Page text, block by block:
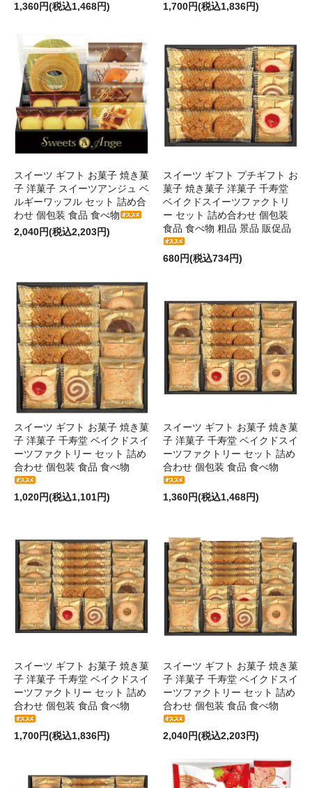
1,360円(税込1,468円) 1,700円(税込1,836円)
スイーツ ギフト お菓子 焼き菓
子 洋菓子 スイーツアンジュ ベ
ルギーワッフル セット 詰め合
わせ 個包装 食品 食べ物
2,040円(税込2,203円)
スイーツ ギフト プチギフト お
菓子 焼き菓子 洋菓子 千寿堂
ベイクドスイーツファクトリ
ー セット 詰め合わせ 個包装
食品 食べ物 粗品 景品 販促品
680円(税込734円)
スイーツ ギフト お菓子 焼き菓
子 洋菓子 千寿堂 ベイクドスイ
ーツファクトリー セット 詰め
合わせ 個包装 食品 食べ物
1,020円(税込1,101円)
スイーツ ギフト お菓子 焼き菓
子 洋菓子 千寿堂 ベイクドスイ
ーツファクトリー セット 詰め
合わせ 個包装 食品 食べ物
1,360円(税込1,468円)
スイーツ ギフト お菓子 焼き菓
子 洋菓子 千寿堂 ベイクドスイ
ーツファクトリー セット 詰め
合わせ 個包装 食品 食べ物
1,700円(税込1,836円)
スイーツ ギフト お菓子 焼き菓
子 洋菓子 千寿堂 ベイクドスイ
ーツファクトリー セット 詰め
合わせ 個包装 食品 食べ物
2,040円(税込2,203円)